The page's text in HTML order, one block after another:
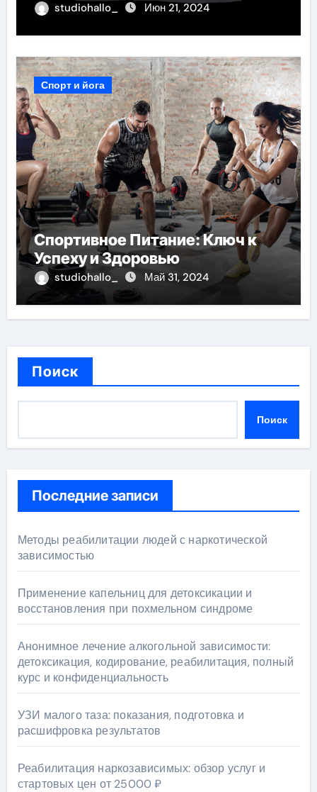
studiohallo_ Июн 21, 2024
Спорт и йога
Спортивное Питание: Ключ к
Успеху и Здоровью
studiohallo_ Май 31, 2024
Поиск
Поиск
Последние записи
Методы реабилитации людей с наркотической
зависимостью
Применение капельниц для детоксикации и
восстановления при похмельном синдроме
Анонимное лечение алкогольной зависимости:
детоксикация, кодирование, реабилитация, полный
курс и конфиденциальность
УЗИ малого таза: показания, подготовка и
расшифровка результатов
Реабилитация наркозависимых: обзор услуг и
стартовых цен от 25000 ₽